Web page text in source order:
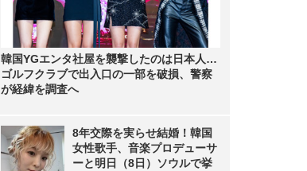
韓国YGエンタ社屋を襲撃したのは日本人…
ゴルフクラブで出入口の一部を破損、警察
が経緯を調査へ
8年交際を実らせ結婚！韓国
女性歌手、音楽プロデューサ
ーと明日（8日）ソウルで挙